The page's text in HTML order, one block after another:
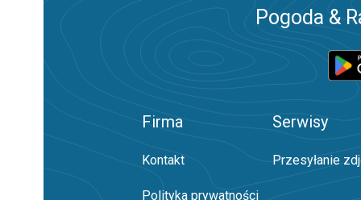
Pogoda &
Firma
Kontakt
Polityka prywatności
Serwisy
Przesyłanie